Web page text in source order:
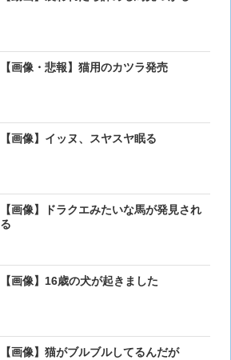
【画像・悲報】猫用のカツラ発売
【画像】イッヌ、スヤスヤ眠る
【画像】ドラクエみたいな馬が発見され
る
【画像】16歳の犬が起きました
【画像】猫がブルブルしてるんだが